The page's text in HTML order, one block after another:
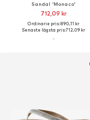
Sandal 'Monaco'
712,09 kr
Ordinarie pris: 890,11 kr
Senaste lägsta pris:712,09 kr